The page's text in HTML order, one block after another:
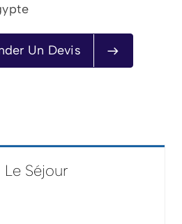
Un Devis
Le Séjour